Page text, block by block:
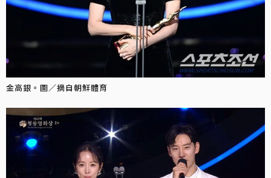
金高銀。圖／摘自朝鮮體育